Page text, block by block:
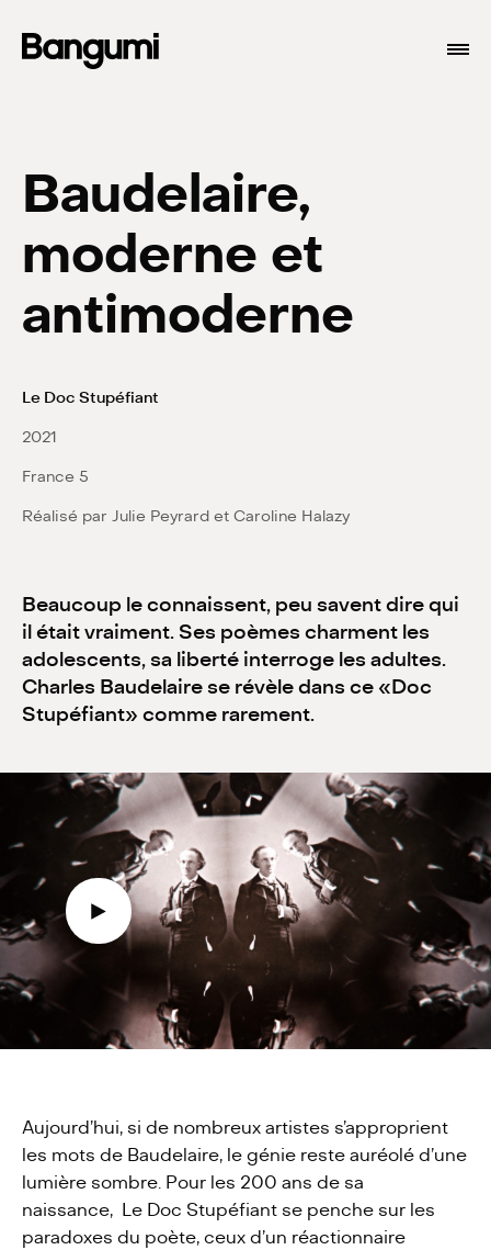
Programmes
À propos
Branding
Contact
Baudelaire,
moderne et
antimoderne
Le Doc Stupéfiant
2021
France 5
Réalisé par Julie Peyrard et Caroline Halazy
Beaucoup le connaissent, peu savent dire qui
il était vraiment. Ses poèmes charment les
adolescents, sa liberté interroge les adultes.
Charles Baudelaire se révèle dans ce «Doc
Stupéfiant» comme rarement.
Aujourd’hui, si de nombreux artistes s’approprient
les mots de Baudelaire, le génie reste auréolé d’une
lumière sombre. Pour les 200 ans de sa
naissance, Le Doc Stupéfiant se penche sur les
paradoxes du poète, ceux d’un réactionnaire